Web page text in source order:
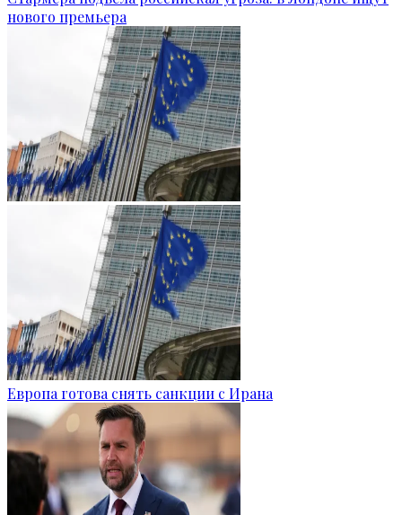
нового премьера
Европа готова снять санкции с Ирана